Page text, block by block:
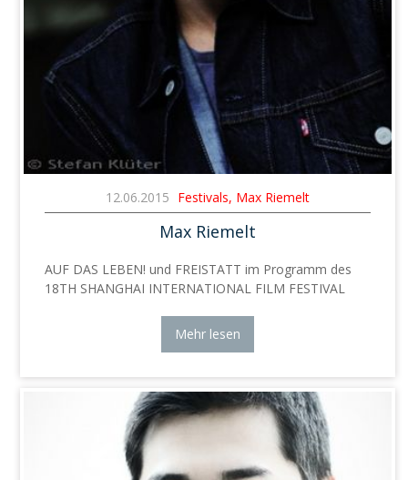
12.06.2015 Festivals, Max Riemelt
Max Riemelt
AUF DAS LEBEN! und FREISTATT im Programm des
18TH SHANGHAI INTERNATIONAL FILM FESTIVAL
Mehr lesen